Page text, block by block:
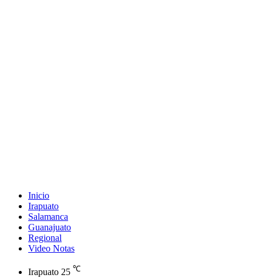
Inicio
Irapuato
Salamanca
Guanajuato
Regional
Video Notas
Irapuato 25 ℃